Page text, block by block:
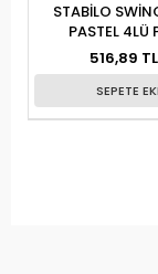
STABİLO
PASTEL 4LÜ
516,89 TL
SEPETE